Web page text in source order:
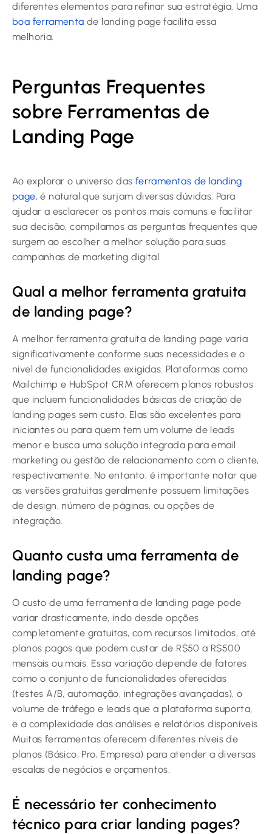
diferentes elementos para refinar sua estratégia. Uma
boa ferramenta de landing page facilita essa
melhoria.
Perguntas Frequentes
sobre Ferramentas de
Landing Page
Ao explorar o universo das ferramentas de landing
page, é natural que surjam diversas dúvidas. Para
ajudar a esclarecer os pontos mais comuns e facilitar
sua decisão, compilamos as perguntas frequentes que
surgem ao escolher a melhor solução para suas
campanhas de marketing digital.
Qual a melhor ferramenta gratuita
de landing page?
A melhor ferramenta gratuita de landing page varia
significativamente conforme suas necessidades e o
nível de funcionalidades exigidas. Plataformas como
Mailchimp e HubSpot CRM oferecem planos robustos
que incluem funcionalidades básicas de criação de
landing pages sem custo. Elas são excelentes para
iniciantes ou para quem tem um volume de leads
menor e busca uma solução integrada para email
marketing ou gestão de relacionamento com o cliente,
respectivamente. No entanto, é importante notar que
as versões gratuitas geralmente possuem limitações
de design, número de páginas, ou opções de
integração.
Quanto custa uma ferramenta de
landing page?
O custo de uma ferramenta de landing page pode
variar drasticamente, indo desde opções
completamente gratuitas, com recursos limitados, até
planos pagos que podem custar de R$50 a R$500
mensais ou mais. Essa variação depende de fatores
como o conjunto de funcionalidades oferecidas
(testes A/B, automação, integrações avançadas), o
volume de tráfego e leads que a plataforma suporta,
e a complexidade das análises e relatórios disponíveis.
Muitas ferramentas oferecem diferentes níveis de
planos (Básico, Pro, Empresa) para atender a diversas
escalas de negócios e orçamentos.
É necessário ter conhecimento
técnico para criar landing pages?